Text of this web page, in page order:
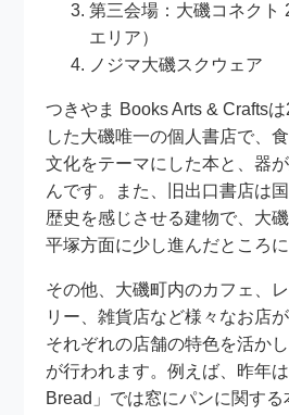
第三会場：大磯コネクト
エリア）
ノジマ大磯スクウェア
つきやま Books Arts & Crafts
した大磯唯一の個人書店で、
文化をテーマにした本と、器
んです。また、旧出口書店は
歴史を感じさせる建物で、大
平塚方面に少し進んだところに
その他、大磯町内のカフェ、
リー、雑貨店など様々なお店
それぞれの店舗の特色を活か
が行われます。例えば、昨年
Bread」では窓にパンに関す